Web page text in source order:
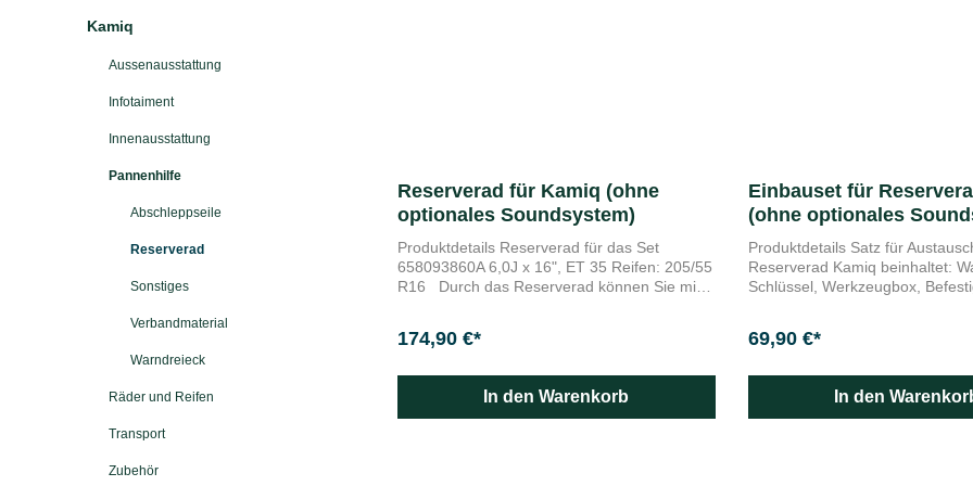
Kamiq
Aussenausstattung
Infotaiment
Innenausstattung
Pannenhilfe
Abschleppseile
Reserverad
Sonstiges
Verbandmaterial
Warndreieck
Räder und Reifen
Transport
Zubehör
Reserverad für Kamiq (ohne
optionales Soundsystem)
Produktdetails Reserverad für das Set
658093860A 6,0J x 16", ET 35 Reifen: 205/55
R16 Durch das Reserverad können Sie mit
Das Reserverad besteht aus einer Stahlfelge
174,90 €*
In den Warenkorb
Einbauset für
(ohne optionales
Produktdetails Satz für Austausch vom
Reserverad Kamiq beinhaltet:
Schlüssel, Werkzeugbox,
Set enthält einen Wagenheber,
Reserverad. Alle Teile sind
Schaumstoffbox verpackt, die
69,90 €*
In den